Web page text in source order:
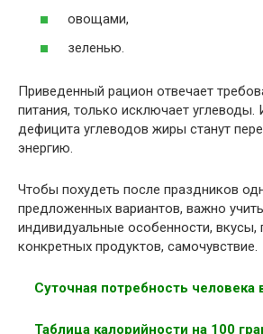
овощами,
зеленью.
Приведенный рацион отвечает
питания, только исключает
дефицита углеводов жиры станут
энергию.
Чтобы похудеть после праздников
предложенных вариантов, важно
индивидуальные особенности, вкусы,
конкретных продуктов, самочувствие.
Суточная потребность человека
Таблица калорийности на 100